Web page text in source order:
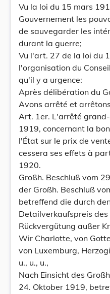
Vu la loi du 15 mars
Gouvernement les
de sauvegarder les
durant la guerre;
Vu l'art. 27 de la loi du
l'organisation du
qu'il y a urgence:
Après délibération du
Avons arrêté et
Art. 1er. L'arrêté
1919, concernant la
l'État sur le prix de
cessera ses effets à
1920.
Großh. Beschluß vom
der Großh. Beschluß
betreffend die durch
Detailverkaufspreis
Rückvergütung außer
Wir Charlotte, von
von Luxemburg,
u., u., u.,
Nach Einsicht des
24. Oktober 1919,